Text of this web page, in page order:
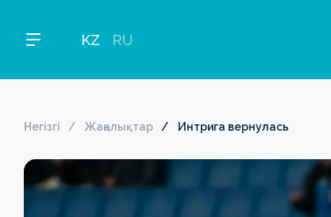
KZ RU
Негізгі Жаңалықтар Интрига вернулась